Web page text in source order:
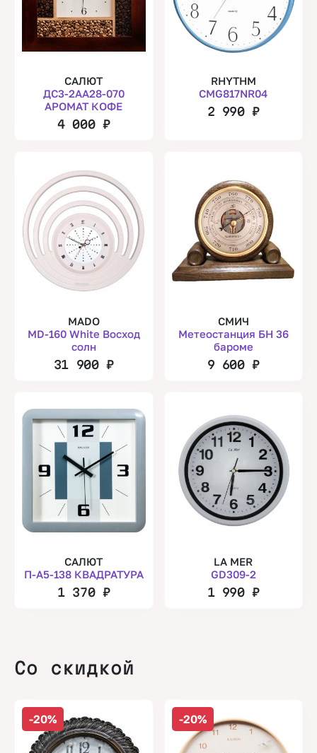
САЛЮТ
ДС3-2АА28-070
АРОМАТ КОФЕ
4 000 ₽
RHYTHM
CMG817NR04
2 990₽
MADO
MD-160 White Восход
солн
31 900₽
СМИЧ
Метеостанция БН 36
бароме
9 600₽
САЛЮТ
П-А5-138 КВАДРАТУРА
1 370 ₽
LA MER
GD309-2
1 990₽
Со скидкой
-20% -20%